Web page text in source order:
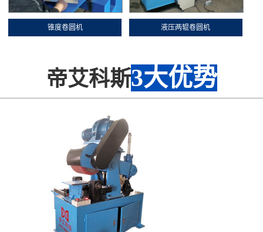
锥度卷圆机 液压两辊卷圆机
帝艾科斯3大优势